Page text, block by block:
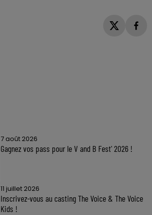
7 août 2026
Gagnez vos pass pour le V and B Fest' 2026 !
11 juillet 2026
Inscrivez-vous au casting The Voice & The Voice
Kids !